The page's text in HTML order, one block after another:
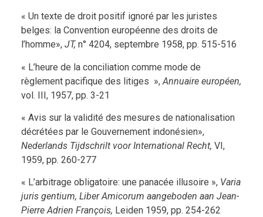
« Un texte de droit positif ignoré par les juristes
belges: la Convention européenne des droits de
l’homme», JT, n° 4204, septembre 1958, pp. 515-516
« L’heure de la conciliation comme mode de
règlement pacifique des litiges », Annuaire européen,
vol. III, 1957, pp. 3-21
« Avis sur la validité des mesures de nationalisation
décrétées par le Gouvernement indonésien»,
Nederlands Tijdschrilt voor International Recht, VI,
1959, pp. 260-277
« L’arbitrage obligatoire: une panacée illusoire », Varia
juris gentium, Liber Amicorum aangeboden aan Jean-
Pierre Adrien François, Leiden 1959, pp. 254-262